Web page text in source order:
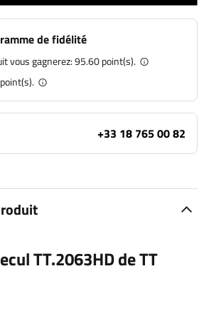
de fidélité
vous gagnerez:95.60 point(s).
point(s).
+33 18 765 00 82
TT.2063HD de TT